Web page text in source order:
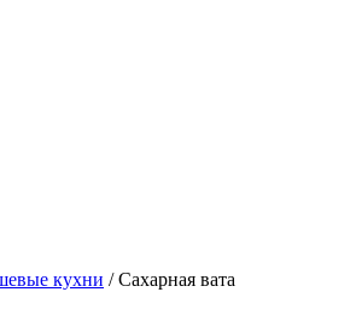
кухни / Сахарная вата